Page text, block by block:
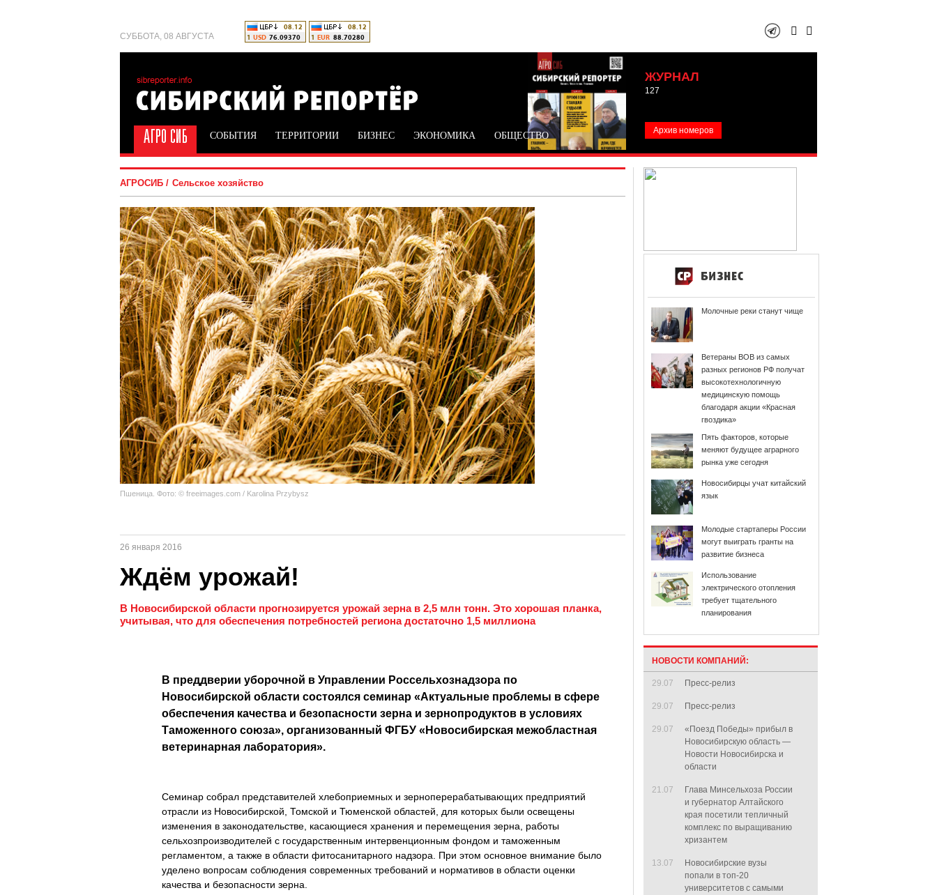
СУББОТА, 08 АВГУСТА
ЖУРНАЛ
127
Архив номеров
СОБЫТИЯ ТЕРРИТОРИИ БИЗНЕС ЭКОНОМИКА ОБЩЕСТВО
АГРОСИБ Сельское хозяйство
Пшеница. Фото: © freeimages.com / Karolina Przybysz
26 января 2016
Ждём урожай!
В Новосибирской области прогнозируется урожай зерна в 2,5 млн тонн. Это хорошая планка,
учитывая, что для обеспечения потребностей региона достаточно 1,5 миллиона
В преддверии уборочной в Управлении Россельхознадзора по
Новосибирской области состоялся семинар «Актуальные проблемы в сфере
обеспечения качества и безопасности зерна и зернопродуктов в условиях
Таможенного союза», организованный ФГБУ «Новосибирская межобластная
ветеринарная лаборатория».
Семинар собрал представителей хлебоприемных и зерноперерабатывающих предприятий
отрасли из Новосибирской, Томской и Тюменской областей, для которых были освещены
изменения в законодательстве, касающиеся хранения и перемещения зерна, работы
сельхозпроизводителей с государственным интервенционным фондом и таможенным
регламентом, а также в области фитосанитарного надзора. При этом основное внимание было
уделено вопросам соблюдения современных требований и нормативов в области оценки
качества и безопасности зерна.
Молочные реки станут чище
Ветераны ВОВ из самых
разных регионов РФ получат
высокотехнологичную
медицинскую помощь
благодаря акции «Красная
гвоздика»
Пять факторов, которые
меняют будущее аграрного
рынка уже сегодня
Новосибирцы учат китайский
язык
Молодые стартаперы России
могут выиграть гранты на
развитие бизнеса
Использование
электрического отопления
требует тщательного
планирования
НОВОСТИ КОМПАНИЙ:
29.07 Пресс-релиз
29.07 Пресс-релиз
29.07
«Поезд Победы» прибыл в
Новосибирскую область —
Новости Новосибирска и
области
21.07
Глава Минсельхоза России
и губернатор Алтайского
края посетили тепличный
комплекс по выращиванию
хризантем
13.07
Новосибирские вузы
попали в топ-20
университетов с самыми